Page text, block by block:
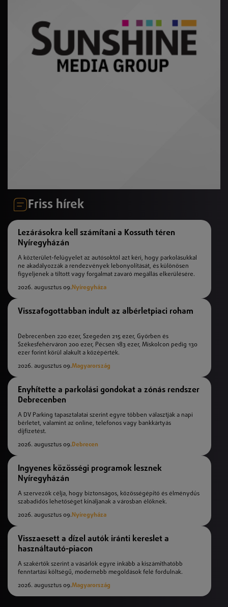
Friss hírek
Lezárásokra kell számítani a Kossuth téren
Nyíregyházán
A közterület-felügyelet az autósoktól azt kéri, hogy parkolásukkal
ne akadályozzák a rendezvények lebonyolítását, és különösen
figyeljenek a tiltott vagy forgalmat zavaró megállás elkerülésére.
2026. augusztus 09. Nyíregyháza
Visszafogottabban indult az albérletpiaci roham
Debrecenben 220 ezer, Szegeden 215 ezer, Győrben és
Székesfehérváron 200 ezer, Pécsen 183 ezer, Miskolcon pedig 130
ezer forint körül alakult a középérték.
2026. augusztus 09.Magyarország
Enyhítette a parkolási gondokat a zónás rendszer
Debrecenben
A DV Parking tapasztalatai szerint egyre többen választják a napi
bérletet, valamint az online, telefonos vagy bankkártyás
díjfizetést.
2026. augusztus 09.Debrecen
Ingyenes közösségi programok lesznek
Nyíregyházán
A szervezők célja, hogy biztonságos, közösségépítő és élménydús
szabadidős lehetőséget kínáljanak a városban élőknek.
2026. augusztus 09. Nyíregyháza
Visszaesett a dízel autók iránti kereslet a
használtautó-piacon
A szakértők szerint a vásárlók egyre inkább a kiszámíthatóbb
fenntartási költségű, modernebb megoldások felé fordulnak.
2026. augusztus 09.Magyarország